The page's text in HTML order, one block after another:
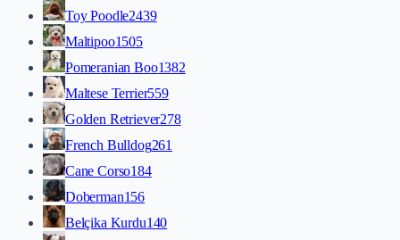
Toy Poodle2439
Maltipoo1505
Pomeranian Boo1382
Maltese Terrier559
Golden Retriever278
French Bulldog261
Cane Corso184
Doberman156
Belçika Kurdu140